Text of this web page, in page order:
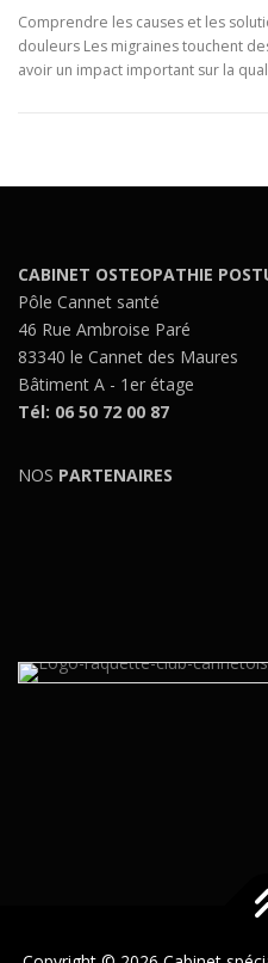
Comprendre les causes et les
douleurs Les migraines touchent
avoir un impact important sur la
CABINET OSTEOPATHIE
Pôle Cannet santé
46 Rue Ambroise Paré
83340 le Cannet des Maures
Bâtiment A - 1er étage
Tél: 06 50 72 00 87
NOS PARTENAIRES